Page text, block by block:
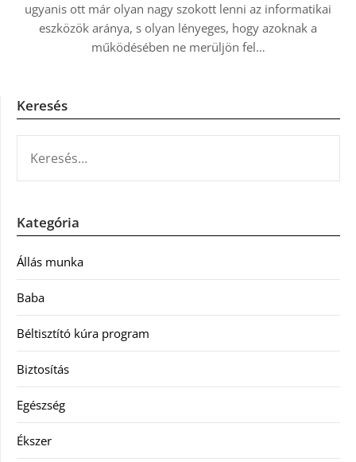
ugyanis ott már olyan nagy szokott lenni az informatikai
eszközök aránya, s olyan lényeges, hogy azoknak a
működésében ne merüljön fel…
Keresés
Kategória
Állás munka
Baba
Béltisztító kúra program
Biztosítás
Egészség
Ékszer